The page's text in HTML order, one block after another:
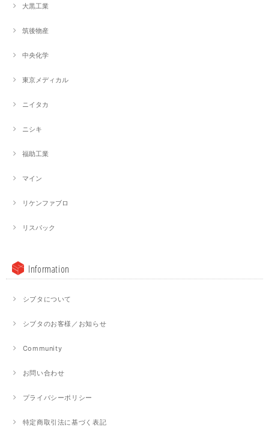
大黒工業
筑後物産
中央化学
東京メディカル
ニイタカ
ニシキ
福助工業
マイン
リケンファブロ
リスパック
Information
シブタについて
シブタのお客様／お知らせ
Community
お問い合わせ
プライバシーポリシー
特定商取引法に基づく表記